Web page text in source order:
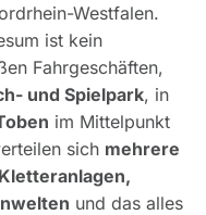
Westfalen.
ist kein
Fahrgeschäften,
und Spielpark, in
im Mittelpunkt
sich mehrere
und das alles